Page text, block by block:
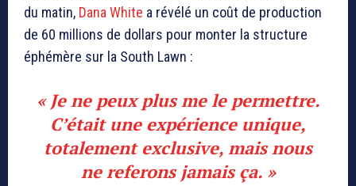
du matin, Dana White a révélé un coût de production
de 60 millions de dollars pour monter la structure
éphémère sur la South Lawn :
« Je ne peux plus me le permettre.
C’était une expérience unique,
totalement exclusive, mais nous
ne referons jamais ça. »